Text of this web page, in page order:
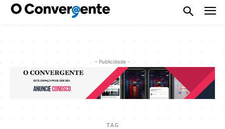
- Publicidade -
TAG